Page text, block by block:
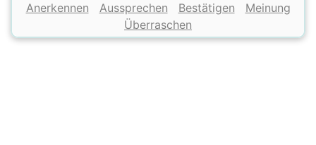
Anerkennen Aussprechen Bestätigen
Meinung
Überraschen